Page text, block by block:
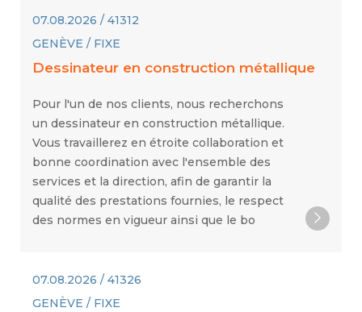
07.08.2026 / 41312
GENÈVE / FIXE
Dessinateur en construction métallique
Pour l'un de nos clients, nous recherchons
un dessinateur en construction métallique.
Vous travaillerez en étroite collaboration et
bonne coordination avec l'ensemble des
services et la direction, afin de garantir la
qualité des prestations fournies, le respect
des normes en vigueur ainsi que le bo
07.08.2026 / 41326
GENÈVE / FIXE